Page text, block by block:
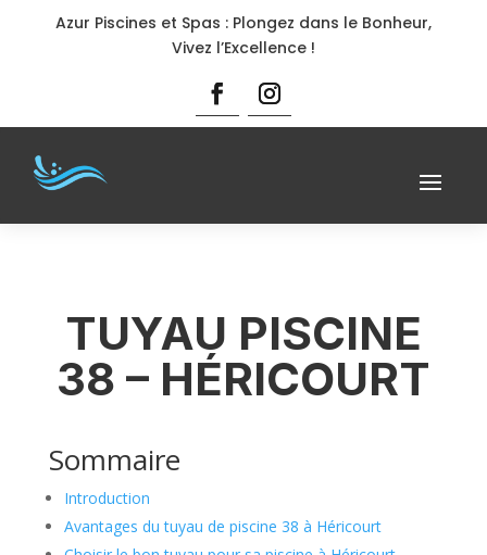
Azur Piscines et Spas : Plongez dans le Bonheur,
Vivez l’Excellence !
TUYAU PISCINE
38 – HÉRICOURT
Sommaire
Introduction
Avantages du tuyau de piscine 38 à Héricourt